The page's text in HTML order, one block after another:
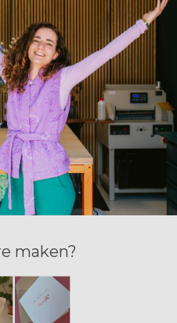
maken?